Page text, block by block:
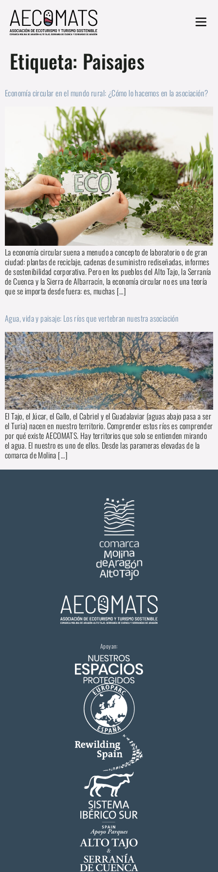
Etiqueta: Paisajes
Economía circular en el mundo rural: ¿Cómo lo hacemos en la asociación?
La economía circular suena a menudo a concepto de laboratorio o de gran
ciudad: plantas de reciclaje, cadenas de suministro rediseñadas, informes
de sostenibilidad corporativa. Pero en los pueblos del Alto Tajo, la Serranía
de Cuenca y la Sierra de Albarracín, la economía circular no es una teoría
que se importa desde fuera: es, muchas […]
Agua, vida y paisaje: Los ríos que vertebran nuestra asociación
El Tajo, el Júcar, el Gallo, el Cabriel y el Guadalaviar (aguas abajo pasa a ser
el Turia) nacen en nuestro territorio. Comprender estos ríos es comprender
por qué existe AECOMATS. Hay territorios que solo se entienden mirando
el agua. El nuestro es uno de ellos. Desde las parameras elevadas de la
comarca de Molina […]
Apoyan: